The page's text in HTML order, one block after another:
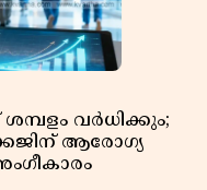
വർധിക്കും;
ആരോഗ്യ